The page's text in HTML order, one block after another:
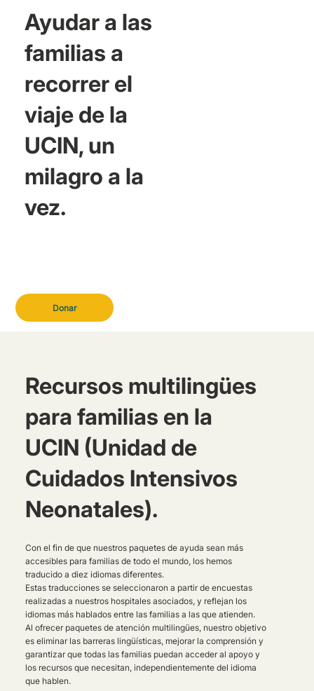
Donar
Ayudar a las
familias a
recorrer el
viaje de la
UCIN, un
milagro a la
vez.
Recursos multilingües
para familias en la
UCIN (Unidad de
Cuidados Intensivos
Neonatales).
Con el fin de que nuestros paquetes de ayuda sean más
accesibles para familias de todo el mundo, los hemos
traducido a diez idiomas diferentes.
Estas traducciones se seleccionaron a partir de encuestas
realizadas a nuestros hospitales asociados, y reflejan los
idiomas más hablados entre las familias a las que atienden.
Al ofrecer paquetes de atención multilingües, nuestro objetivo
es eliminar las barreras lingüísticas, mejorar la comprensión y
garantizar que todas las familias puedan acceder al apoyo y
los recursos que necesitan, independientemente del idioma
que hablen.